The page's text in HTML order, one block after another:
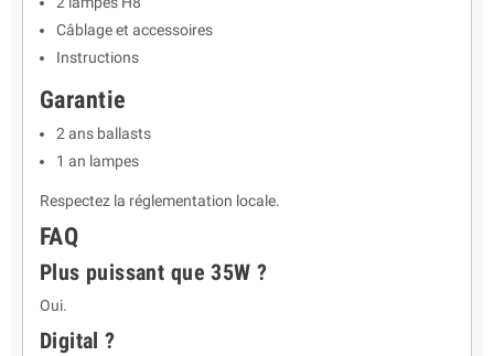
Câblage et accessoires
Instructions
Garantie
2 ans ballasts
1 an lampes
Respectez la réglementation locale.
FAQ
Plus puissant que 35W ?
Oui.
Digital ?